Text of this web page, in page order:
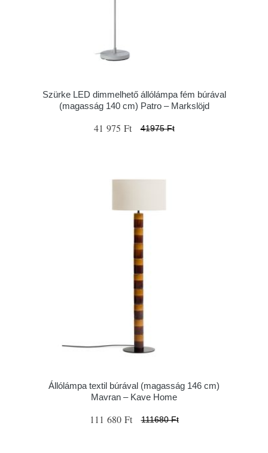
Szürke LED dimmelhető állólámpa fém búrával
(magasság 140 cm) Patro – Markslöjd
41 975 Ft 41975 Ft
Állólámpa textil búrával (magasság 146 cm)
Mavran – Kave Home
111 680 Ft 111680 Ft